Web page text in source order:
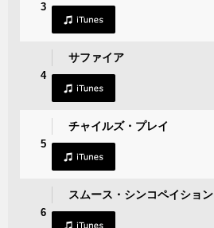
3
4
サファイア
5
チャイルズ・プレイ
6
スムース・シンコペイション